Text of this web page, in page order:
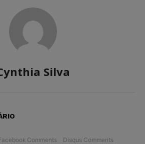
Silva
Comments Disqus Comments